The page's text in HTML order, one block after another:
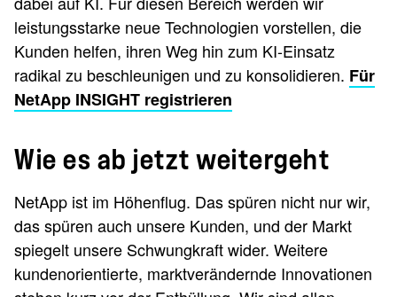
leistungsstarke neue Technologien vorstellen, die
Kunden helfen, ihren Weg hin zum KI-Einsatz
radikal zu beschleunigen und zu konsolidieren. Für
NetApp INSIGHT registrieren
Wie es ab jetzt weitergeht
NetApp ist im Höhenflug. Das spüren nicht nur wir,
das spüren auch unsere Kunden, und der Markt
spiegelt unsere Schwungkraft wider. Weitere
kundenorientierte, marktverändernde Innovationen